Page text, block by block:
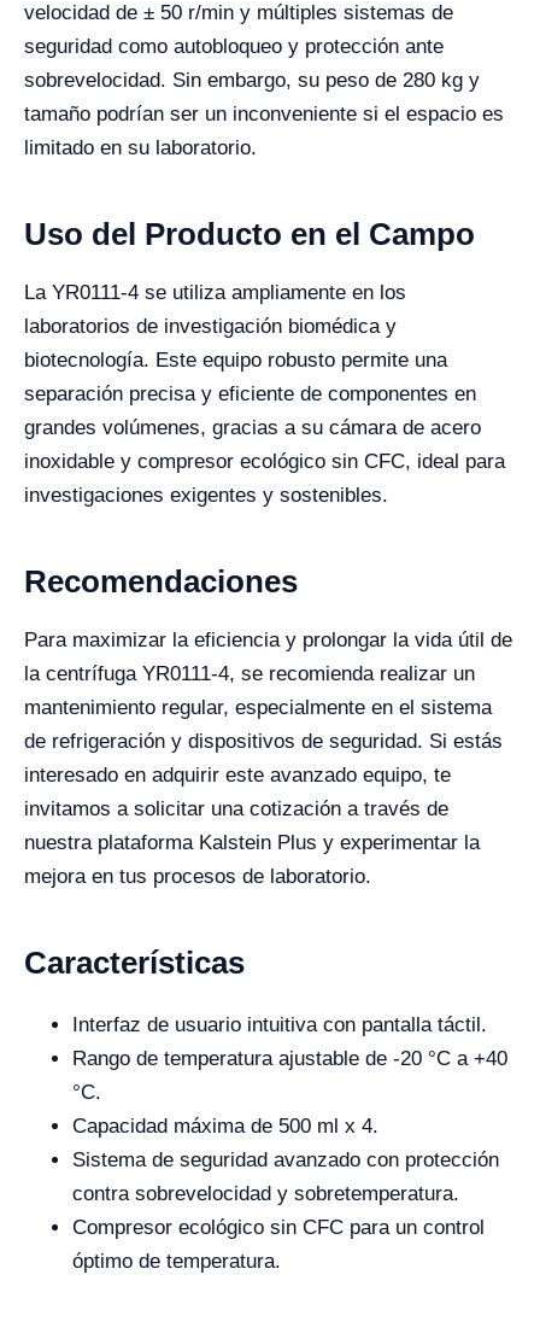
velocidad de ± 50 r/min y múltiples sistemas de
seguridad como autobloqueo y protección ante
sobrevelocidad. Sin embargo, su peso de 280 kg y
tamaño podrían ser un inconveniente si el espacio es
limitado en su laboratorio.
Uso del Producto en el Campo
La YR0111-4 se utiliza ampliamente en los
laboratorios de investigación biomédica y
biotecnología. Este equipo robusto permite una
separación precisa y eficiente de componentes en
grandes volúmenes, gracias a su cámara de acero
inoxidable y compresor ecológico sin CFC, ideal para
investigaciones exigentes y sostenibles.
Recomendaciones
Para maximizar la eficiencia y prolongar la vida útil de
la centrífuga YR0111-4, se recomienda realizar un
mantenimiento regular, especialmente en el sistema
de refrigeración y dispositivos de seguridad. Si estás
interesado en adquirir este avanzado equipo, te
invitamos a solicitar una cotización a través de
nuestra plataforma Kalstein Plus y experimentar la
mejora en tus procesos de laboratorio.
Características
Interfaz de usuario intuitiva con pantalla táctil.
Rango de temperatura ajustable de -20 °C a +40
°C.
Capacidad máxima de 500 ml x 4.
Sistema de seguridad avanzado con protección
contra sobrevelocidad y sobretemperatura.
Compresor ecológico sin CFC para un control
óptimo de temperatura.